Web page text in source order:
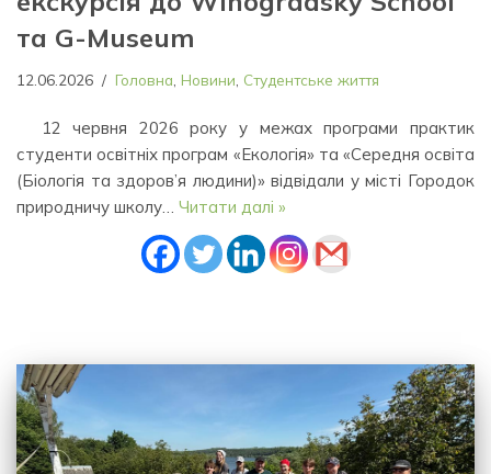
та G-Museum
12.06.2026 Головна Новини Студентське життя
12 червня 2026 року у межах програми практик
студенти освітніх програм «Екологія» та «Середня освіта
(Біологія та здоров’я людини)» відвідали у місті Городок
природничу школу… Читати далі »